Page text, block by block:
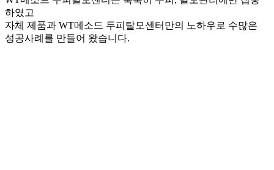
하였고
자체 제품과 WT메소드 두피탈모센터만의 노하우로 수많은
성공사례를 만들어 왔습니다.